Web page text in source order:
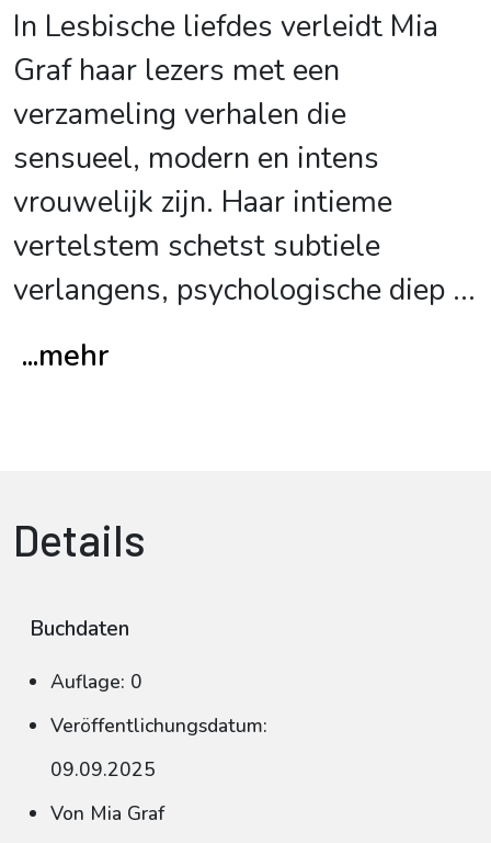
In Lesbische liefdes verleidt Mia
Graf haar lezers met een
verzameling verhalen die
sensueel, modern en intens
vrouwelijk zijn. Haar intieme
vertelstem schetst subtiele
verlangens, psychologische diep ...
...mehr
Details
Buchdaten
Auflage: 0
Veröffentlichungsdatum:
09.09.2025
Von Mia Graf